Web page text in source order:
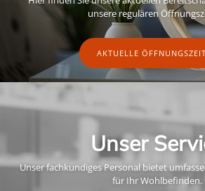
unsere regulären
AKTUELLE
Unser
Unser fachkundiges Personal bietet
für Ihr Wohlbefinden.